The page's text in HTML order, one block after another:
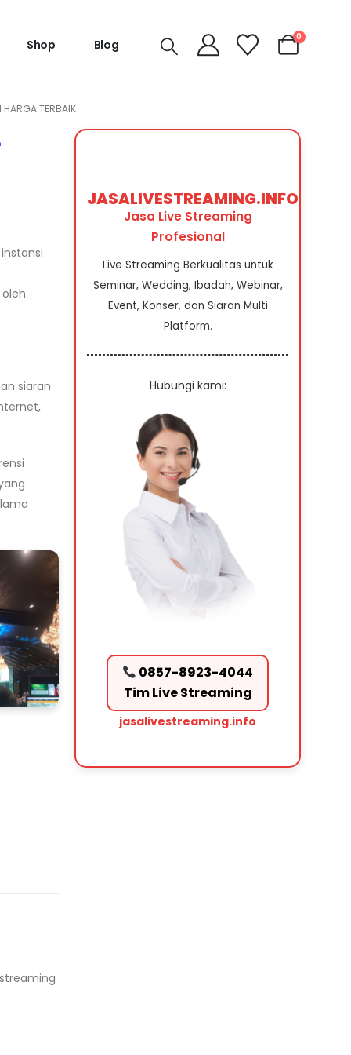
Shop Blog
0
HARGA TERBAIK
siaran
JASALIVESTREAMING.INFO
Jasa Live Streaming
Profesional
Live Streaming Berkualitas untuk
Seminar, Wedding, Ibadah, Webinar,
Event, Konser, dan Siaran Multi
Platform.
Hubungi kami:
0857-8923-4044
Tim Live Streaming
jasalivestreaming.info